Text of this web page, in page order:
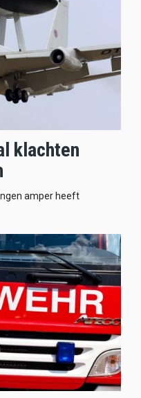
klachten
amper heeft